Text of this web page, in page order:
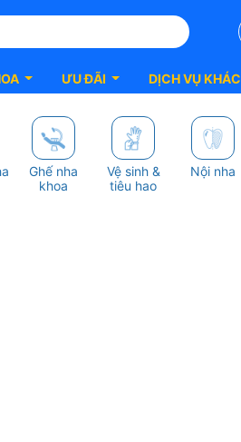
ƯU ĐÃI DỊCH VỤ KHÁC
Ghế nha
khoa
Vệ sinh &
tiêu hao
Nội nha